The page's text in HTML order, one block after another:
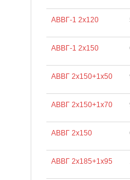
АВВГ-1 2х120
АВВГ-1 2х150
АВВГ 2х150+1х50
АВВГ 2х150+1х70
АВВГ 2х150
АВВГ 2х185+1х95